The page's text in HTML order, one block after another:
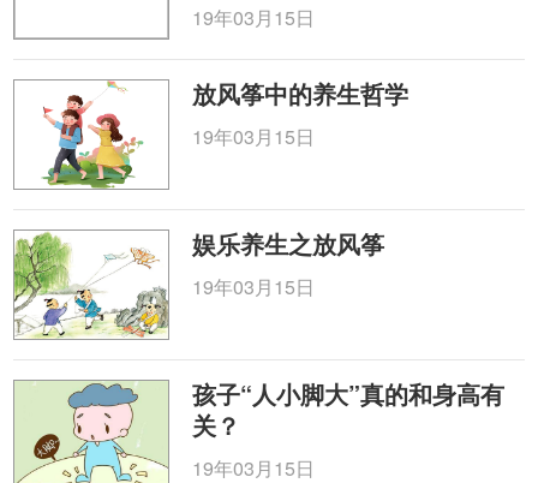
19年03月15日
放风筝中的养生哲学
19年03月15日
娱乐养生之放风筝
19年03月15日
孩子“人小脚大”真的和身高有
关？
19年03月15日